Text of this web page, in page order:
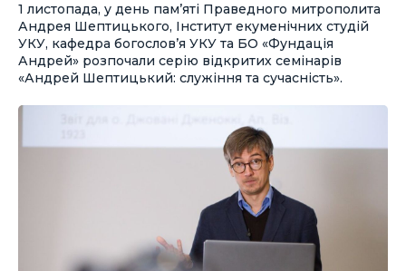
1 листопада, у день пам’яті Праведного митрополита
Андрея Шептицького, Інститут екуменічних студій
УКУ, кафедра богослов’я УКУ та БО «Фундація
Андрей» розпочали серію відкритих семінарів
«Андрей Шептицький: служіння та сучасність».